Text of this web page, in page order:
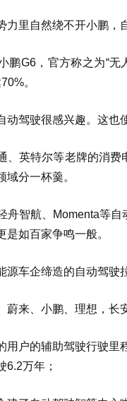
力里自然绕不开小鹏，
鹏G6，官方称之为“
。
动驾驶很感兴趣。这也
、英特尔等老牌的消
域分一杯羹。
舟智航、Momenta等
是如百家争鸣一般。
源车企缔造的自动驾驶
蔚来、小鹏、理想，
用户的辅助驾驶行驶
6.2万年；